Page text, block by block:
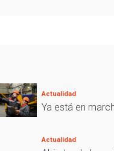
Actualidad
Ya está en
Actualidad